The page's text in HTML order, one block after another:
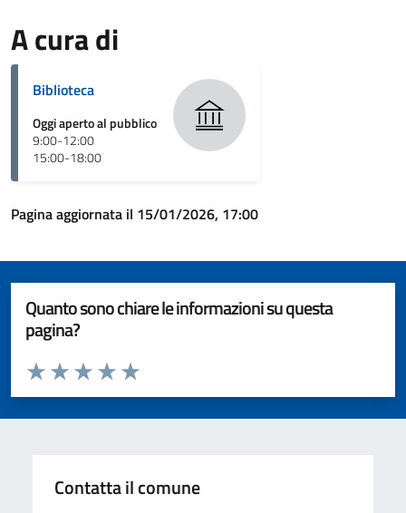
A cura di
Biblioteca
Oggi aperto al pubblico
9:00-12:00
15:00-18:00
Pagina aggiornata il 15/01/2026, 17:00
Quanto sono chiare le informazioni su questa
pagina?
Valuta da 1 a 5 stelle la pagina
Valuta 5 stelle su 5
Valuta 4 stelle su 5
Valuta 3 stelle su 5
Valuta 2 stelle su 5
Valuta 1 stelle su 5
Contatta il comune